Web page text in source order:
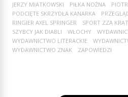
JERZY MIATKOWSKI
PIŁKA NOŻNA
PODCIĘTE SKRZYDŁA KANARKA
RINGIER AXEL SPRINGER
SPORT ZZA KRAT
SZYBCY JAK DIABLI
WŁOCHY
WYDAWNICTWO LITERACKIE
WYDAWNICTWO ZNAK
ZAPOWIEDZI